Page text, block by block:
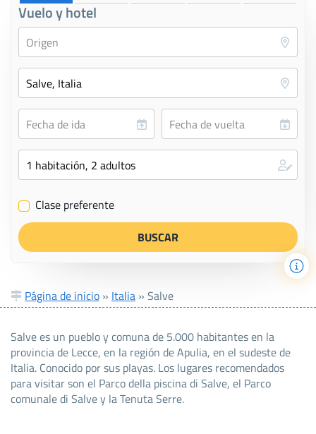
Vuelo y hotel
✔ Clase preferente
Página de inicio » Italia » Salve
Salve es un pueblo y comuna de 5.000 habitantes en la
provincia de Lecce, en la región de Apulia, en el sudeste de
Italia. Conocido por sus playas. Los lugares recomendados
para visitar son el Parco della piscina di Salve, el Parco
comunale di Salve y la Tenuta Serre.